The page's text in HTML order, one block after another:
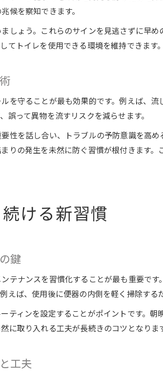
流せる物・流せない物リストで意
家族ルール徹底で詰まりリスク
見える化で家族全員が守れる予防
候を察知できます。
しょう。これらのサインを見逃さずに早
てトイレを使用できる環境を維持できます。
を守ることが最も効果的です。例えば、
誤って異物を流すリスクを減らせます。
性を話し合い、トラブルの予防意識を高
りの発生を未然に防ぐ習慣が根付きます
ける新習慣
鍵
テナンスを習慣化することが最も重要で
えば、使用後に便器の内側を軽く掃除する
ティンを設定することがポイントです。
に取り入れる工夫が長続きのコツとなりま
工夫